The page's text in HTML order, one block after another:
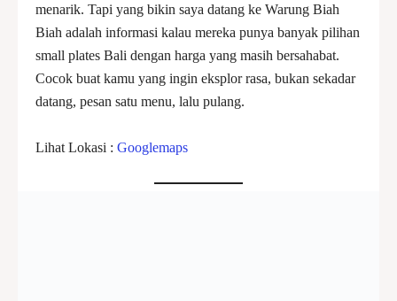
menarik. Tapi yang bikin saya datang ke Warung Biah
Biah adalah informasi kalau mereka punya banyak pilihan
small plates Bali dengan harga yang masih bersahabat.
Cocok buat kamu yang ingin eksplor rasa, bukan sekadar
datang, pesan satu menu, lalu pulang.
Lihat Lokasi : Googlemaps